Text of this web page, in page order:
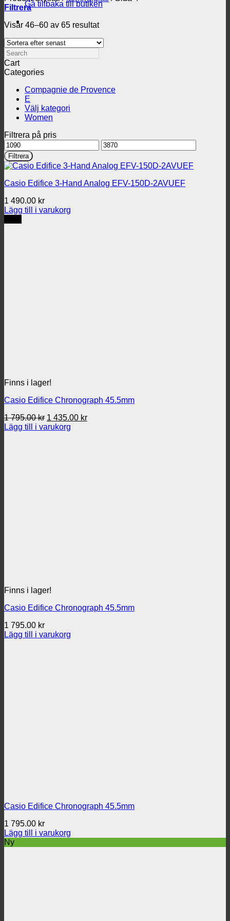
Gå tillbaka till butiken
Filtrera
Visar 46–60 av 65 resultatSortera
senaste
Search
Cart
Categories
Compagnie de Provence
E
Välj kategori
Women
Filtrera på pris
Min
pris
Max
pris
Filtrera
Casio Edifice 3-Hand Analog EFV-150D-2AVUEF
1 490.00 kr
Lägg till i varukorg
Finns i lager!
Casio Edifice Chronograph 45.5mm
1 795.00kr Det
ursprungliga
1 435.00 krDet
Lägg till i varukorg
Finns i lager!
Casio Edifice Chronograph 45.5mm
1 795.00 kr
Lägg till i varukorg
Casio Edifice Chronograph 45.5mm
1 795.00 kr
Lägg till i varukorg
Ny